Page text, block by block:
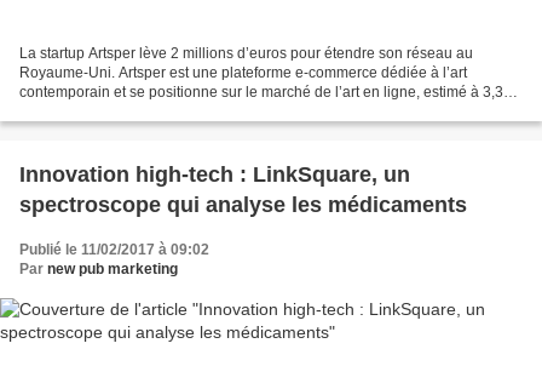
La startup Artsper lève 2 millions d’euros pour étendre son réseau au
Royaume-Uni. Artsper est une plateforme e-commerce dédiée à l’art
contemporain et se positionne sur le marché de l’art en ligne, estimé à 3,3
Innovation high-tech : LinkSquare, un
spectroscope qui analyse les médicaments
Publié le 11/02/2017 à 09:02
Par new pub marketing